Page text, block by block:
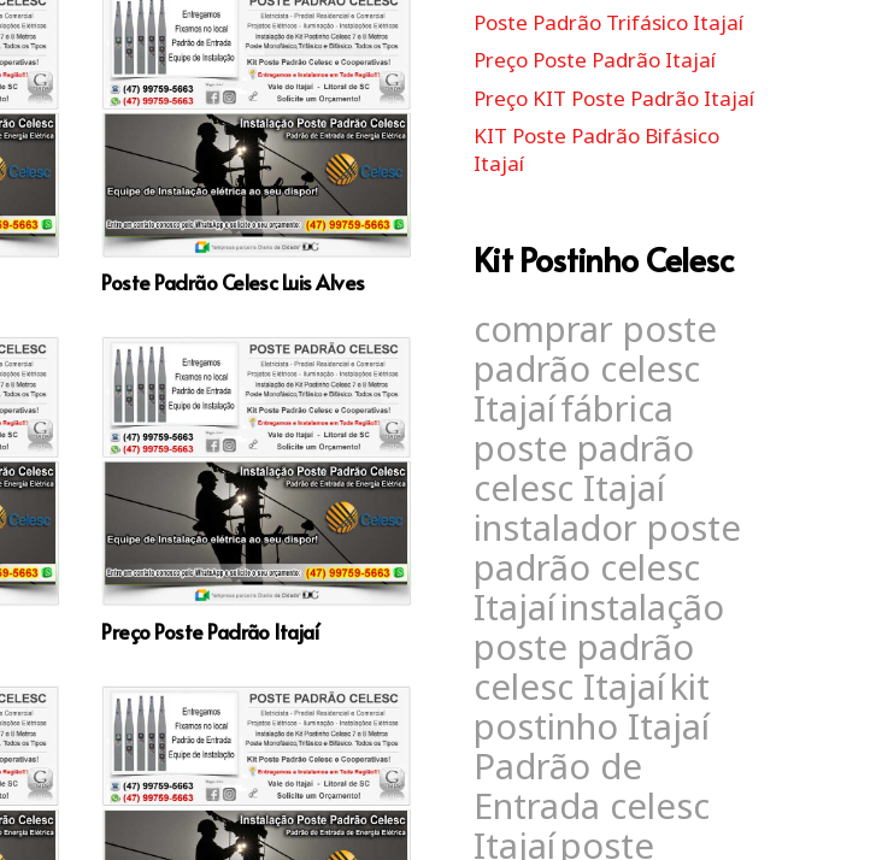
Poste Padrão Celesc Luis Alves
Preço Poste Padrão Itajaí
Poste Padrão Trifásico Itajaí
Preço Poste Padrão Itajaí
Preço KIT Poste Padrão Itajaí
KIT Poste Padrão Bifásico
Itajaí
Kit Postinho Celesc
comprar poste
padrão celesc
Itajaífábrica
poste padrão
celesc Itajaí
instalador poste
padrão celesc
Itajaíinstalação
poste padrão
celesc Itajaíkit
postinho Itajaí
Padrão de
Entrada celesc
Itajaíposte